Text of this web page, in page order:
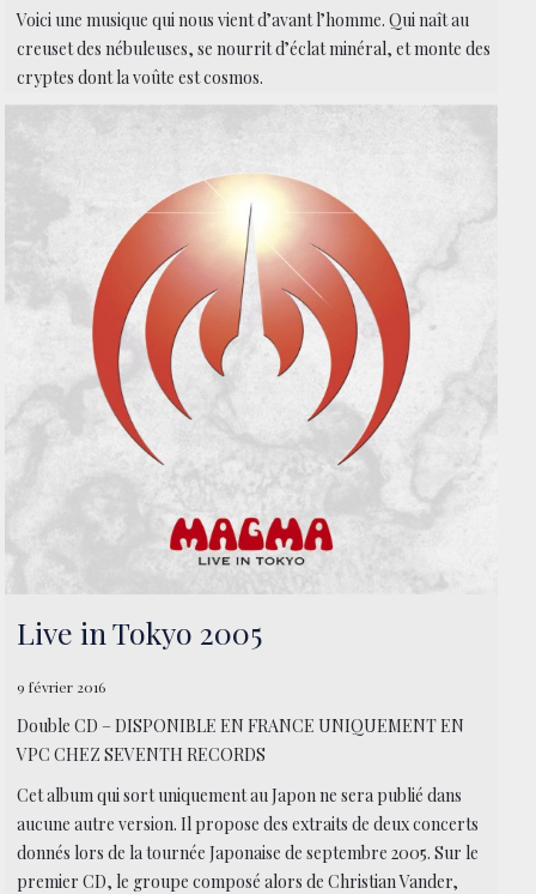
Voici une musique qui nous vient d’avant l’homme. Qui naît au
creuset des nébuleuses, se nourrit d’éclat minéral, et monte des
cryptes dont la voûte est cosmos.
Live in Tokyo 2005
9 février 2016
Double CD – DISPONIBLE EN FRANCE UNIQUEMENT EN
VPC CHEZ SEVENTH RECORDS
Cet album qui sort uniquement au Japon ne sera publié dans
aucune autre version. Il propose des extraits de deux concerts
donnés lors de la tournée Japonaise de septembre 2005. Sur le
premier CD, le groupe composé alors de Christian Vander,